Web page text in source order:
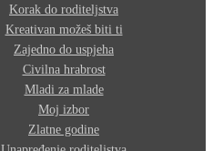
Korak do roditeljstva
Kreativan možeš biti ti
Zajedno do uspjeha
Civilna hrabrost
Mladi za mlade
Moj izbor
Zlatne godine